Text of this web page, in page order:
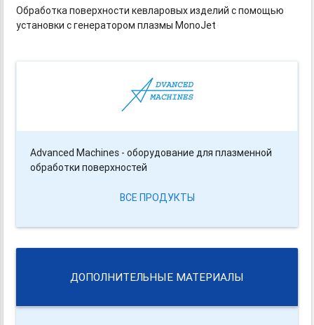
Обработка поверхности кевларовых изделий с помощью
установки с генератором плазмы MonoJet
Advanced Machines - оборудование для плазменной
обработки поверхностей
ВСЕ ПРОДУКТЫ
ДОПОЛНИТЕЛЬНЫЕ МАТЕРИАЛЫ